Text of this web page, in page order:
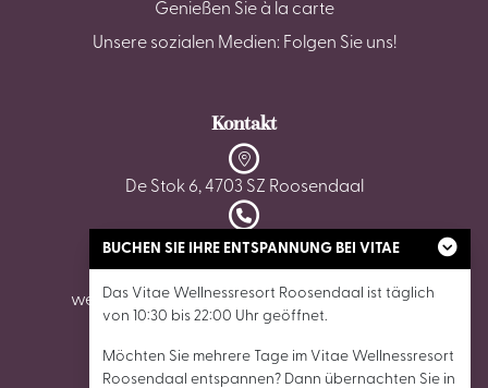
Genießen Sie à la carte
Unsere sozialen Medien: Folgen Sie uns!
Kontakt
De Stok 6, 4703 SZ Roosendaal
0165 - 87 02 62
wellnessroosendaal@vitaewellnessresorts.nl
BUCHEN SIE IHRE ENTSPANNUNG BEI VITAE
Das Vitae Wellnessresort Roosendaal ist täglich
von 10:30 bis 22:00 Uhr geöffnet.
Möchten Sie mehrere Tage im Vitae Wellnessresort
Roosendaal entspannen? Dann übernachten Sie in